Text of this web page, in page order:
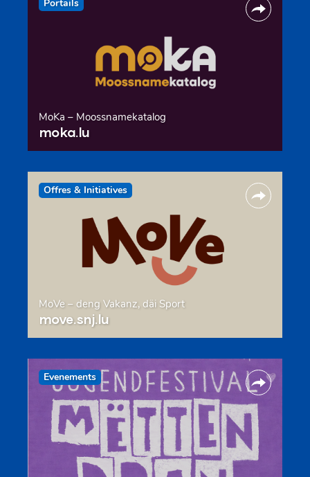
Portails
MoKa – Moossnamekatalog
moka.lu
Offres & Initiatives
MoVe – deng Vakanz, däi Sport
move.snj.lu
Evenements